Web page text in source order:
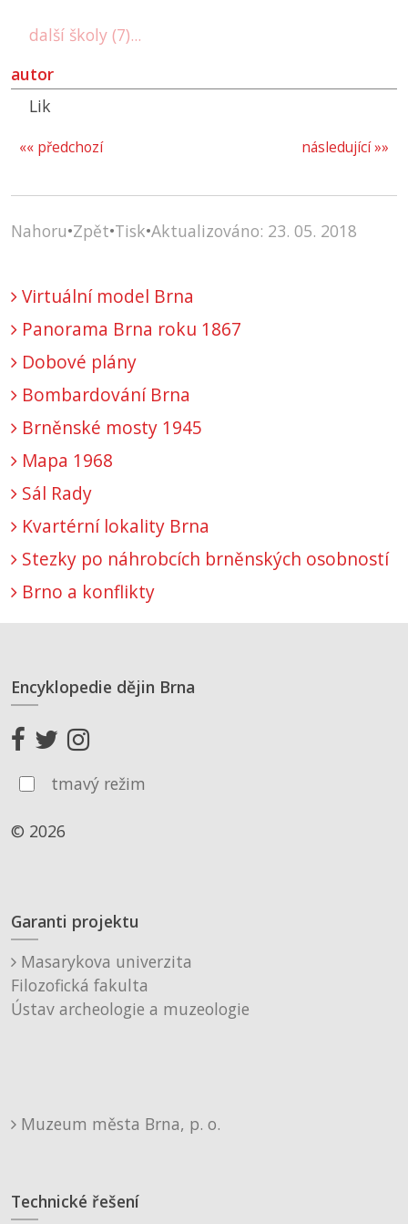
další školy (7)...
autor
Lik
následující »»
«« předchozí
Nahoru•Zpět•Tisk•Aktualizováno: 23. 05. 2018
Virtuální model Brna
Panorama Brna roku 1867
Dobové plány
Bombardování Brna
Brněnské mosty 1945
Mapa 1968
Sál Rady
Kvartérní lokality Brna
Stezky po náhrobcích brněnských osobností
Brno a konflikty
Encyklopedie dějin Brna
tmavý režim
© 2026
Garanti projektu
Masarykova univerzita
Filozofická fakulta
Ústav archeologie a muzeologie
Muzeum města Brna, p. o.
Technické řešení